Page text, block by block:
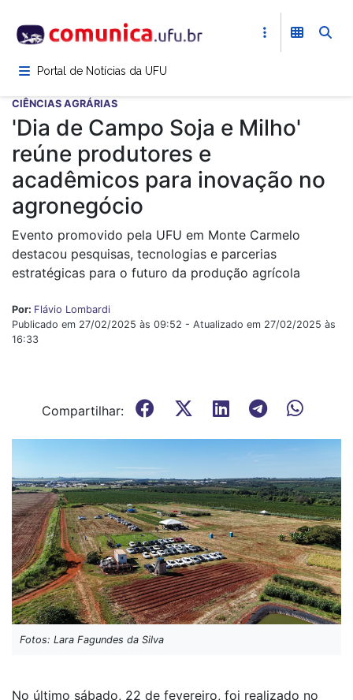
para
conteúdoPortal de Notícias da UFU
CIÊNCIAS AGRÁRIAS
'Dia de Campo Soja e Milho'
reúne produtores e
acadêmicos para inovação no
agronegócio
Evento promovido pela UFU em Monte Carmelo
destacou pesquisas, tecnologias e parcerias
estratégicas para o futuro da produção agrícola
Por: Flávio Lombardi
Publicado em 27/02/2025 às 09:52 - Atualizado em 27/02/2025 às
16:33
Compartilhar:
Fotos: Lara Fagundes da Silva
No último sábado, 22 de fevereiro, foi realizado no